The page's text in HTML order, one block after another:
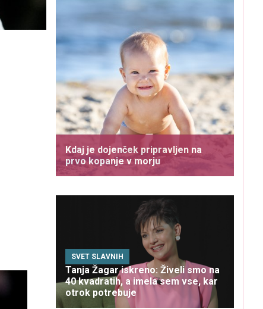
Kdaj je dojenček pripravljen na
prvo kopanje v morju
SVET SLAVNIH
Tanja Žagar iskreno: Živeli smo na
40 kvadratih, a imela sem vse, kar
otrok potrebuje